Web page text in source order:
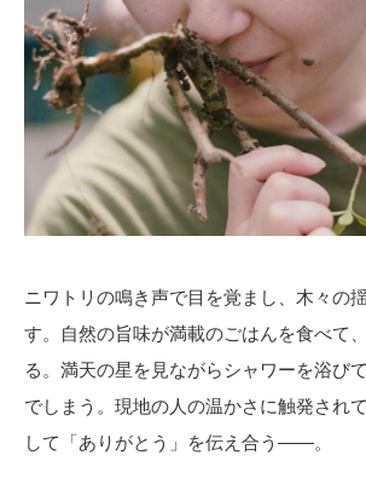
ニワトリの鳴き声で目を覚まし、木々の
す。自然の旨味が満載のごはんを食べて
る。満天の星を見ながらシャワーを浴び
でしまう。現地の人の温かさに触発され
して「ありがとう」を伝え合う——。